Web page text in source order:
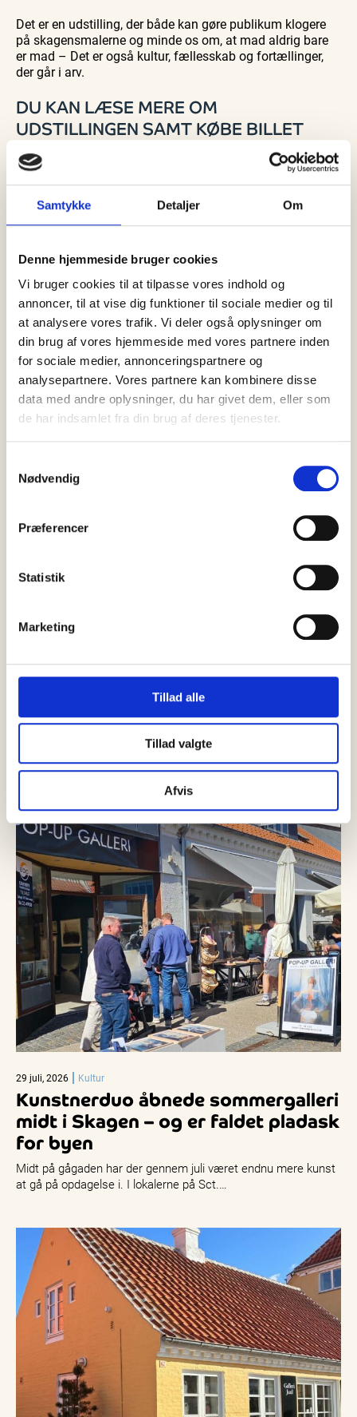
Samtykke Detaljer Om
Denne hjemmeside bruger cookies
Vi bruger cookies til at tilpasse vores indhold og
annoncer, til at vise dig funktioner til sociale medier og til
at analysere vores trafik. Vi deler også oplysninger om
din brug af vores hjemmeside med vores partnere inden
for sociale medier, annonceringspartnere og
analysepartnere. Vores partnere kan kombinere disse
data med andre oplysninger, du har givet dem, eller som
de har indsamlet fra din brug af deres tjenester.
Nødvendig
Præferencer
Statistik
Marketing
Tillad alle
Tillad valgte
Afvis
Det er en udstilling, der både kan gøre publikum klogere
på skagensmalerne og minde os om, at mad aldrig bare
er mad – Det er også kultur, fællesskab og fortællinger,
der går i arv.
DU KAN LÆSE MERE OM
UDSTILLINGEN SAMT KØBE BILLET
HJEMMEFRA
NYT
29 juli, 2026 Kultur
Kunstnerduo åbnede sommergalleri
midt i Skagen – og er faldet pladask
for byen
Midt på gågaden har der gennem juli været endnu mere kunst
at gå på opdagelse i. I lokalerne på Sct.…